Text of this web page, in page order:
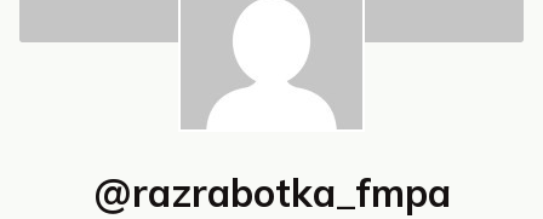
@razrabotka_fmpa